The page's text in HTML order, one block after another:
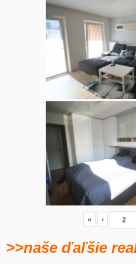
« ‹
>>naše ďaľšie